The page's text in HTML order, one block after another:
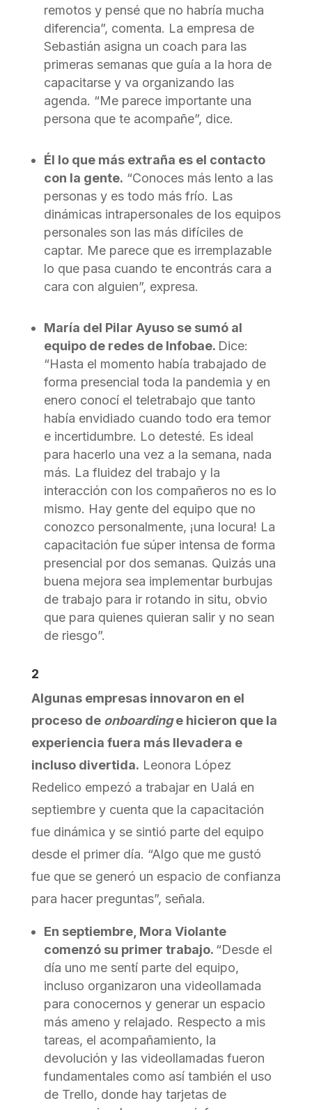
remotos y pensé que no habría mucha
diferencia”, comenta. La empresa de
Sebastián asigna un coach para las
primeras semanas que guía a la hora de
capacitarse y va organizando las
agenda. “Me parece importante una
persona que te acompañe”, dice.
Él lo que más extraña es el contacto
con la gente. “Conoces más lento a las
personas y es todo más frío. Las
dinámicas intrapersonales de los equipos
personales son las más difíciles de
captar. Me parece que es irremplazable
lo que pasa cuando te encontrás cara a
cara con alguien”, expresa.
María del Pilar Ayuso se sumó al
equipo de redes de Infobae. Dice:
“Hasta el momento había trabajado de
forma presencial toda la pandemia y en
enero conocí el teletrabajo que tanto
había envidiado cuando todo era temor
e incertidumbre. Lo detesté. Es ideal
para hacerlo una vez a la semana, nada
más. La fluidez del trabajo y la
interacción con los compañeros no es lo
mismo. Hay gente del equipo que no
conozco personalmente, ¡una locura! La
capacitación fue súper intensa de forma
presencial por dos semanas. Quizás una
buena mejora sea implementar burbujas
de trabajo para ir rotando in situ, obvio
que para quienes quieran salir y no sean
de riesgo”.
2
Algunas empresas innovaron en el
proceso de onboardinge hicieron que la
experiencia fuera más llevadera e
incluso divertida. Leonora López
Redelico empezó a trabajar en Ualá en
septiembre y cuenta que la capacitación
fue dinámica y se sintió parte del equipo
desde el primer día. “Algo que me gustó
fue que se generó un espacio de confianza
para hacer preguntas”, señala.
En septiembre, Mora Violante
comenzó su primer trabajo. “Desde el
día uno me sentí parte del equipo,
incluso organizaron una videollamada
para conocernos y generar un espacio
más ameno y relajado. Respecto a mis
tareas, el acompañamiento, la
devolución y las videollamadas fueron
fundamentales como así también el uso
de Trello, donde hay tarjetas de